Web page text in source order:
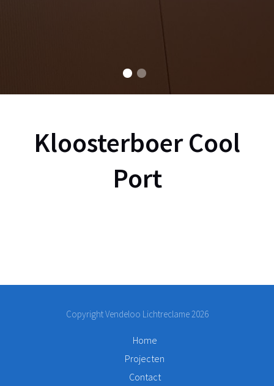
Kloosterboer Cool
Port
Copyright Vendeloo Lichtreclame 2026
Home
Projecten
Contact